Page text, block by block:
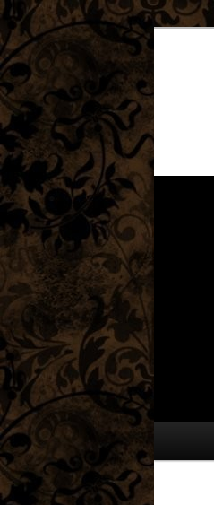
Перейти
к
основному
содержимому